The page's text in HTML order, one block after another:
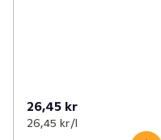
26,45 kr
26,45 kr /l